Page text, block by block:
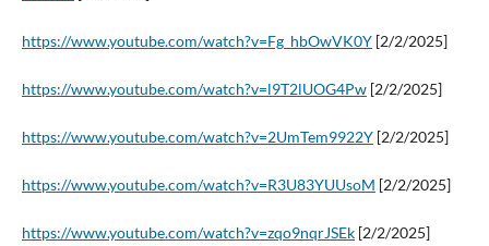
https://www.youtube.com/watch?v=Fg_hbOwVK0Y[2/2/2025]
https://www.youtube.com/watch?v=l9T2lUOG4Pw[2/2/2025]
https://www.youtube.com/watch?v=2UmTem9922Y[2/2/2025]
https://www.youtube.com/watch?v=R3U83YUUsoM [2/2/2025]
https://www.youtube.com/watch?v=zqo9nqrJSEk[2/2/2025]